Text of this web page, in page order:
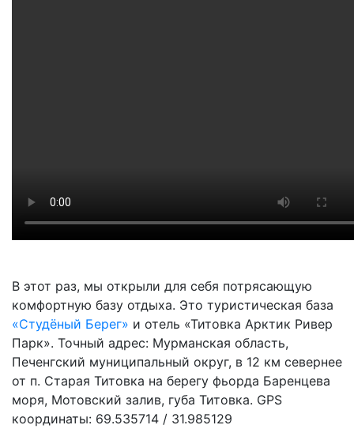
В этот раз, мы открыли для себя потрясающую
комфортную базу отдыха. Это туристическая база
«Студёный Берег» и отель «Титовка Арктик Ривер
Парк». Точный адрес: Мурманская область,
Печенгский муниципальный округ, в 12 км севернее
от п. Старая Титовка на берегу фьорда Баренцева
моря, Мотовский залив, губа Титовка. GPS
координаты: 69.535714 / 31.985129